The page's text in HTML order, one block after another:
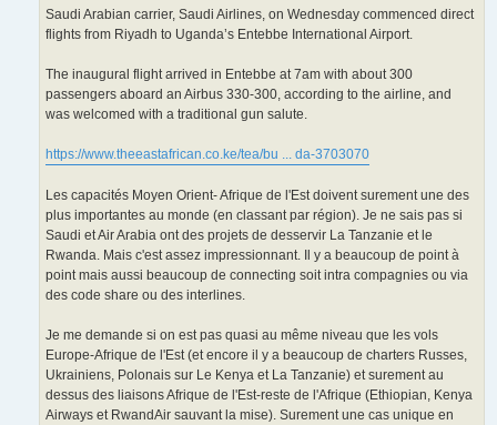
Saudi Arabian carrier, Saudi Airlines, on Wednesday commenced direct
flights from Riyadh to Uganda’s Entebbe International Airport.
The inaugural flight arrived in Entebbe at 7am with about 300
passengers aboard an Airbus 330-300, according to the airline, and
was welcomed with a traditional gun salute.
https://www.theeastafrican.co.ke/tea/bu ... da-3703070
Les capacités Moyen Orient- Afrique de l'Est doivent surement une des
plus importantes au monde (en classant par région). Je ne sais pas si
Saudi et Air Arabia ont des projets de desservir La Tanzanie et le
Rwanda. Mais c'est assez impressionnant. Il y a beaucoup de point à
point mais aussi beaucoup de connecting soit intra compagnies ou via
des code share ou des interlines.
Je me demande si on est pas quasi au même niveau que les vols
Europe-Afrique de l'Est (et encore il y a beaucoup de charters Russes,
Ukrainiens, Polonais sur Le Kenya et La Tanzanie) et surement au
dessus des liaisons Afrique de l'Est-reste de l'Afrique (Ethiopian, Kenya
Airways et RwandAir sauvant la mise). Surement une cas unique en